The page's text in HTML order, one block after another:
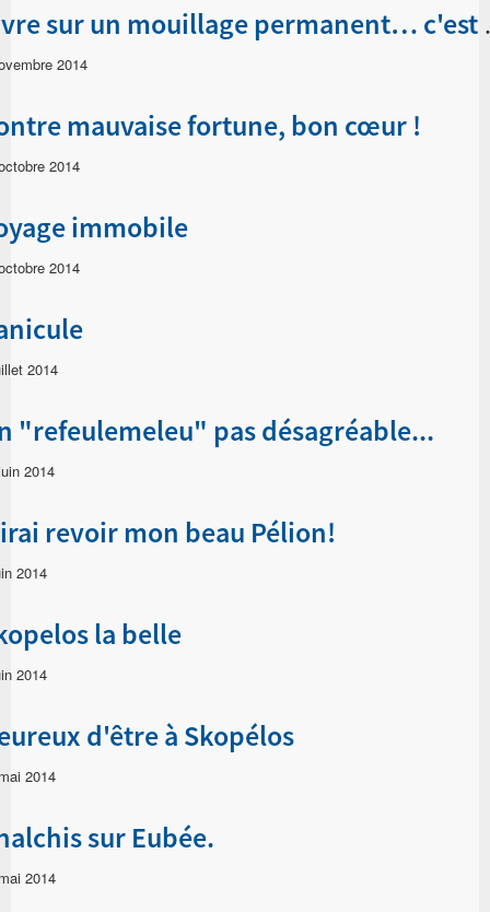
Vivre
2014
mauvaise fortune, bon cœur !
2014
immobile
2014
2014
"refeulemeleu" pas désagréable...
2014
revoir mon beau Pélion!
2014
la belle
2014
d'être à Skopélos
2014
sur Eubée.
2014